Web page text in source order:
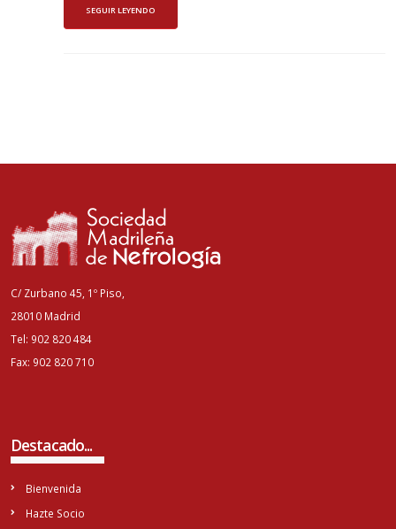
SEGUIR LEYENDO
C/ Zurbano 45, 1º Piso,
28010 Madrid
Tel: 902 820 484
Fax: 902 820 710
Destacado...
Bienvenida
Hazte Socio